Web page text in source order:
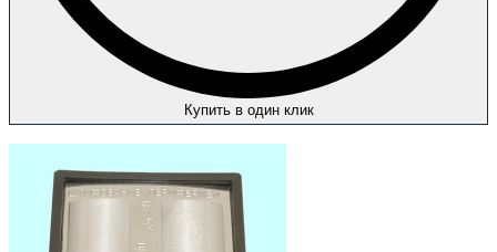
Купить в один клик